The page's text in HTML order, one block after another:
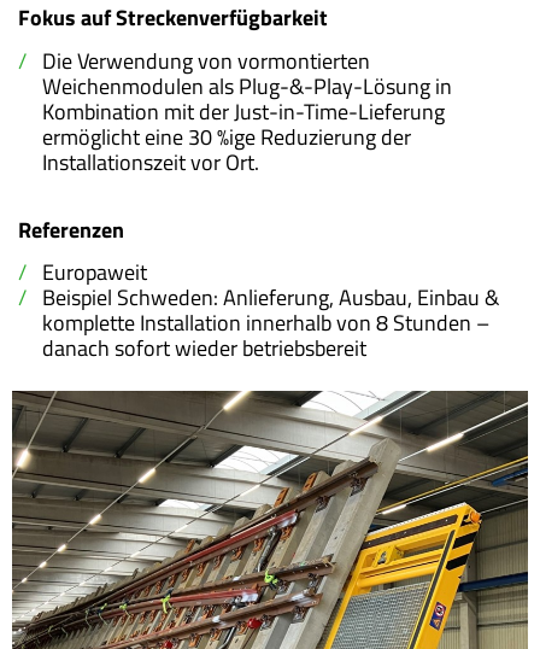
Fokus auf Streckenverfügbarkeit
Die Verwendung von vormontierten
Weichenmodulen als Plug-&-Play-Lösung in
Kombination mit der Just-in-Time-Lieferung
ermöglicht eine 30 %ige Reduzierung der
Installationszeit vor Ort.
Referenzen
Europaweit
Beispiel Schweden: Anlieferung, Ausbau, Einbau &
komplette Installation innerhalb von 8 Stunden –
danach sofort wieder betriebsbereit